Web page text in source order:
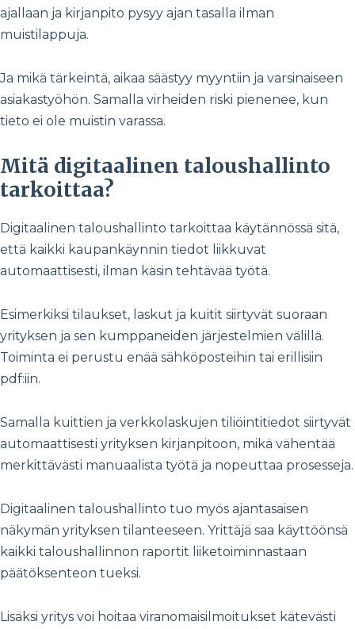
ajallaan ja kirjanpito pysyy ajan tasalla ilman
muistilappuja.
Ja mikä tärkeintä, aikaa säästyy myyntiin ja varsinaiseen
asiakastyöhön. Samalla virheiden riski pienenee, kun
tieto ei ole muistin varassa.
Mitä digitaalinen taloushallinto
tarkoittaa?
Digitaalinen taloushallinto tarkoittaa käytännössä sitä,
että kaikki kaupankäynnin tiedot liikkuvat
automaattisesti, ilman käsin tehtävää työtä.
Esimerkiksi tilaukset, laskut ja kuitit siirtyvät suoraan
yrityksen ja sen kumppaneiden järjestelmien välillä.
Toiminta ei perustu enää sähköposteihin tai erillisiin
pdf:iin.
Samalla kuittien ja verkkolaskujen tiliöintitiedot siirtyvät
automaattisesti yrityksen kirjanpitoon, mikä vähentää
merkittävästi manuaalista työtä ja nopeuttaa prosesseja.
Digitaalinen taloushallinto tuo myös ajantasaisen
näkymän yrityksen tilanteeseen. Yrittäjä saa käyttöönsä
kaikki taloushallinnon raportit liiketoiminnastaan
päätöksenteon tueksi.
Lisäksi yritys voi hoitaa viranomaisilmoitukset kätevästi